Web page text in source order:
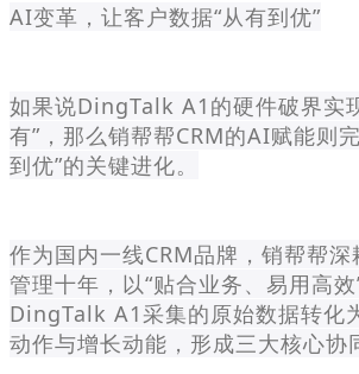
AI变革，让客户数据“从有到优”
如果说DingTalk A1的硬件破界实
有”，那么销帮帮CRM的AI赋能则
到优”的关键进化。
作为国内一线CRM品牌，销帮帮
管理十年，以“贴合业务、易用高
DingTalk A1采集的原始数据转化
动作与增长动能，形成三大核心协